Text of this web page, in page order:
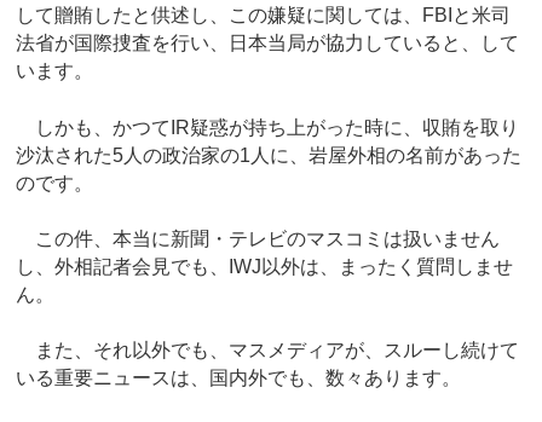
して贈賄したと供述し、この嫌疑に関しては、FBIと米司
法省が国際捜査を行い、日本当局が協力していると、して
います。
しかも、かつてIR疑惑が持ち上がった時に、収賄を取り
沙汰された5人の政治家の1人に、岩屋外相の名前があった
のです。
この件、本当に新聞・テレビのマスコミは扱いません
し、外相記者会見でも、IWJ以外は、まったく質問しませ
ん。
また、それ以外でも、マスメディアが、スルーし続けて
いる重要ニュースは、国内外でも、数々あります。